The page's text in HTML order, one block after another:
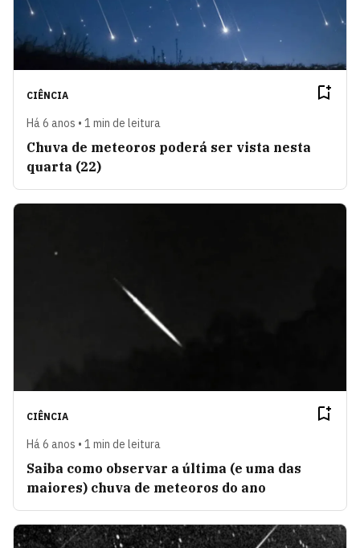
CIÊNCIA
Há 6 anos • 1 min de leitura
Chuva de meteoros poderá ser vista nesta
quarta (22)
CIÊNCIA
Há 6 anos • 1 min de leitura
Saiba como observar a última (e uma das
maiores) chuva de meteoros do ano